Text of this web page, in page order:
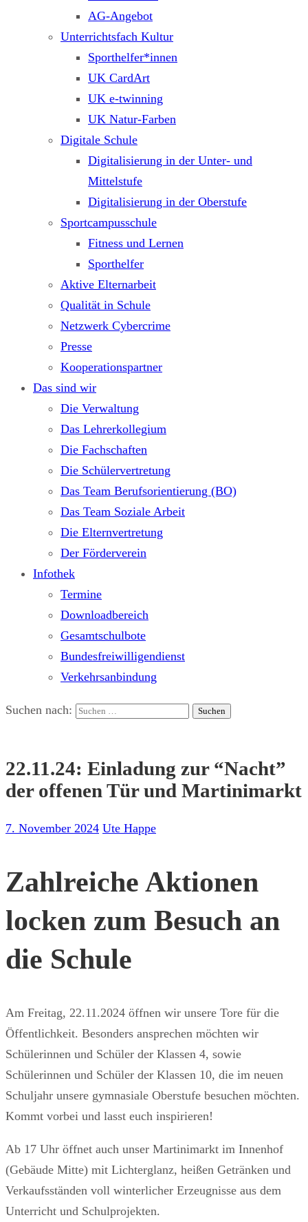
AG-Angebot
Unterrichtsfach Kultur
Sporthelfer*innen
UK CardArt
UK e-twinning
UK Natur-Farben
Digitale Schule
Digitalisierung in der Unter- und
Mittelstufe
Digitalisierung in der Oberstufe
Sportcampusschule
Fitness und Lernen
Sporthelfer
Aktive Elternarbeit
Qualität in Schule
Netzwerk Cybercrime
Presse
Kooperationspartner
Das sind wir
Die Verwaltung
Das Lehrerkollegium
Die Fachschaften
Die Schülervertretung
Das Team Berufsorientierung (BO)
Das Team Soziale Arbeit
Die Elternvertretung
Der Förderverein
Infothek
Termine
Downloadbereich
Gesamtschulbote
Bundesfreiwilligendienst
Verkehrsanbindung
Suchen nach:
22.11.24: Einladung zur “Nacht”
der offenen Tür und Martinimarkt
7. November 2024 Ute Happe
Zahlreiche Aktionen
locken zum Besuch an
die Schule
Am Freitag, 22.11.2024 öffnen wir unsere Tore für die
Öffentlichkeit. Besonders ansprechen möchten wir
Schülerinnen und Schüler der Klassen 4, sowie
Schülerinnen und Schüler der Klassen 10, die im neuen
Schuljahr unsere gymnasiale Oberstufe besuchen möchten.
Kommt vorbei und lasst euch inspirieren!
Ab 17 Uhr öffnet auch unser Martinimarkt im Innenhof
(Gebäude Mitte) mit Lichterglanz, heißen Getränken und
Verkaufsständen voll winterlicher Erzeugnisse aus dem
Unterricht und Schulprojekten.